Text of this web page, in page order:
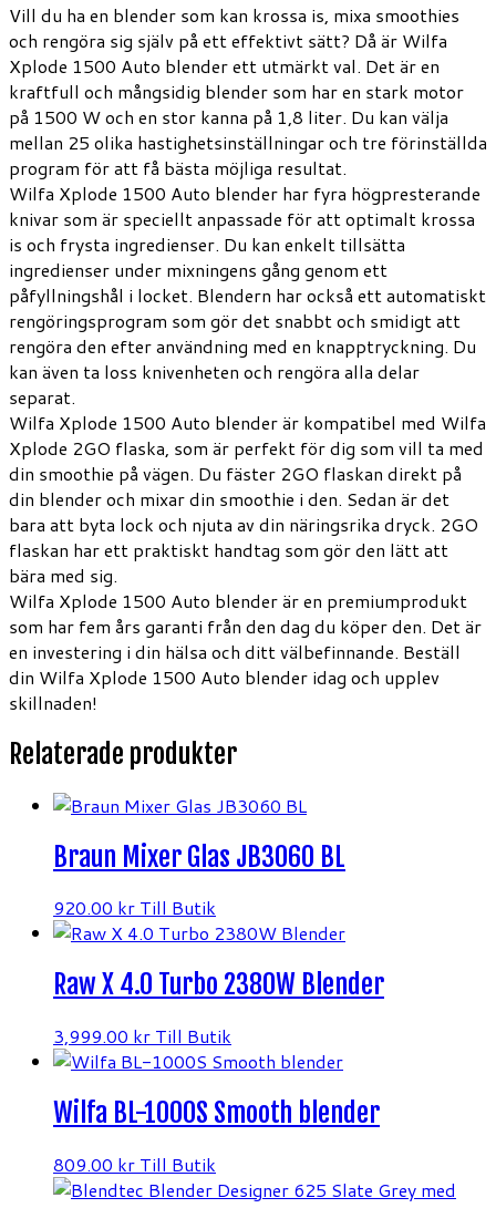
Vill du ha en blender som kan krossa is, mixa smoothies
och rengöra sig själv på ett effektivt sätt? Då är Wilfa
Xplode 1500 Auto blender ett utmärkt val. Det är en
kraftfull och mångsidig blender som har en stark motor
på 1500 W och en stor kanna på 1,8 liter. Du kan välja
mellan 25 olika hastighetsinställningar och tre förinställda
program för att få bästa möjliga resultat.
Wilfa Xplode 1500 Auto blender har fyra högpresterande
knivar som är speciellt anpassade för att optimalt krossa
is och frysta ingredienser. Du kan enkelt tillsätta
ingredienser under mixningens gång genom ett
påfyllningshål i locket. Blendern har också ett automatiskt
rengöringsprogram som gör det snabbt och smidigt att
rengöra den efter användning med en knapptryckning. Du
kan även ta loss knivenheten och rengöra alla delar
separat.
Wilfa Xplode 1500 Auto blender är kompatibel med Wilfa
Xplode 2GO flaska, som är perfekt för dig som vill ta med
din smoothie på vägen. Du fäster 2GO flaskan direkt på
din blender och mixar din smoothie i den. Sedan är det
bara att byta lock och njuta av din näringsrika dryck. 2GO
flaskan har ett praktiskt handtag som gör den lätt att
bära med sig.
Wilfa Xplode 1500 Auto blender är en premiumprodukt
som har fem års garanti från den dag du köper den. Det är
en investering i din hälsa och ditt välbefinnande. Beställ
din Wilfa Xplode 1500 Auto blender idag och upplev
skillnaden!
Relaterade produkter
Braun Mixer Glas JB3060 BL
920.00 kr Till Butik
Raw X 4.0 Turbo 2380W Blender
3,999.00 kr Till Butik
Wilfa BL-1000S Smooth blender
809.00 kr Till Butik